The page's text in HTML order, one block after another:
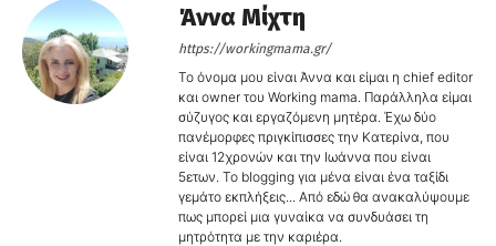
Άννα Μίχτη
https://workingmama.gr/
Το όνομα μου είναι Άννα και είμαι η chief editor
και owner του Working mama. Παράλληλα είμαι
σύζυγος και εργαζόμενη μητέρα. Έχω δύο
πανέμορφες πριγκίπισσες την Κατερίνα, που
είναι 12χρονών και την Ιωάννα που είναι
5ετων. Το blogging για μένα είναι ένα ταξίδι
γεμάτο εκπλήξεις... Από εδώ θα ανακαλύψουμε
πως μπορεί μια γυναίκα να συνδυάσει τη
μητρότητα με την καριέρα.